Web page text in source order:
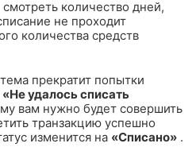
количество дней,
не проходит
количества средств
прекратит попытки
«Не удалось списать
вам нужно будет совершить
транзакцию успешно
изменится на «Списано» .